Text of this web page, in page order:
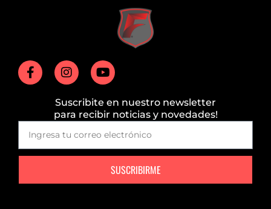
Suscribite en nuestro newsletter
para recibir noticias y novedades!
SUSCRIBIRME